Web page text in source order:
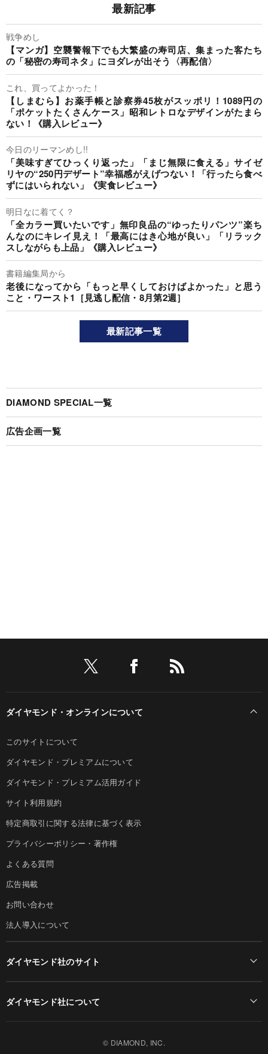
最新記事
戦争めし
【マンガ】空襲警報下でも大繁盛の寿司店、集まった客たち
の「秘密の寿司ネタ」にヨダレが出そう〈再配信〉
これ、買ってよかった！
【しまむら】お薬手帳と診察券45枚がスッポリ！1089円の
「ポケットたくさんケース」昭和レトロなデザインがたまら
ない！《購入レビュー》
今日のリーマンめし!!
「美味すぎてひっくり返った」「まじ無限に食える」サイゼ
リヤの“250円デザート”幸福感がえげつない！「行ったら食べ
ずにはいられない」《実食レビュー》
明日なに着てく？
「全カラー買いたいです」無印良品の“ゆったりパンツ”楽ち
んなのにキレイ見え！「最高にはき心地が良い」「リラック
スしながらも上品」《購入レビュー》
書籍編集局から
老後になってから「もっと早くしておけばよかった」と思う
こと・ワースト1［見逃し配信・8月第2週］
最新記事一覧
DIAMOND SPECIAL一覧
広告企画一覧
ダイヤモンド・オンラインについて
このサイトについて
ダイヤモンド・プレミアムについて
ダイヤモンド・プレミアム活用ガイド
サイト利用規約
特定商取引に関する法律に基づく表示
プライバシーポリシー・著作権
よくある質問
広告掲載
お問い合わせ
法人導入について
ダイヤモンド社のサイト
ダイヤモンド社について
© DIAMOND, INC.